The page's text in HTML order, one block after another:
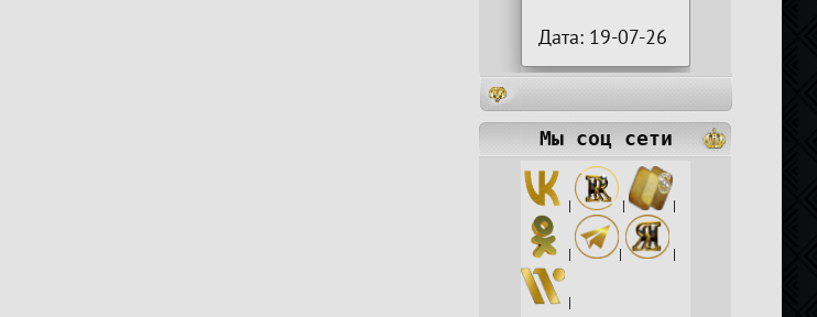
Дата: 19-07-26
Мы соц сети
| | |
| | |
|